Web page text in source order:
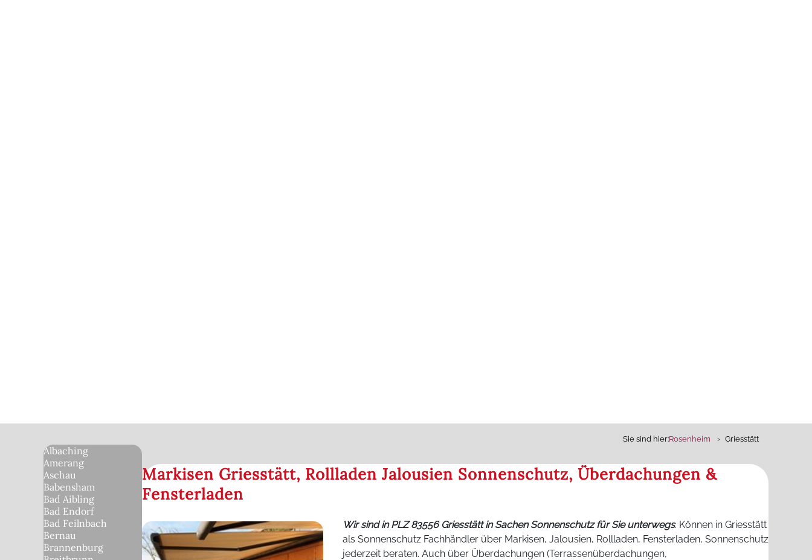
Sie sind hier:Rosenheim Griesstätt
Markisen Griesstätt, Rollladen Jalousien Sonnenschutz, Überdachungen &
Fensterladen
Wir sind in PLZ 83556 Griesstätt in Sachen Sonnenschutz für Sie unterwegs. Können in Griesstätt
als Sonnenschutz Fachhändler über Markisen, Jalousien, Rollladen, Fensterladen, Sonnenschutz
jederzeit beraten. Auch über Überdachungen (Terrassenüberdachungen,
Albaching
Amerang
Aschau
Babensham
Bad Aibling
Bad Endorf
Bad Feilnbach
Bernau
Brannenburg